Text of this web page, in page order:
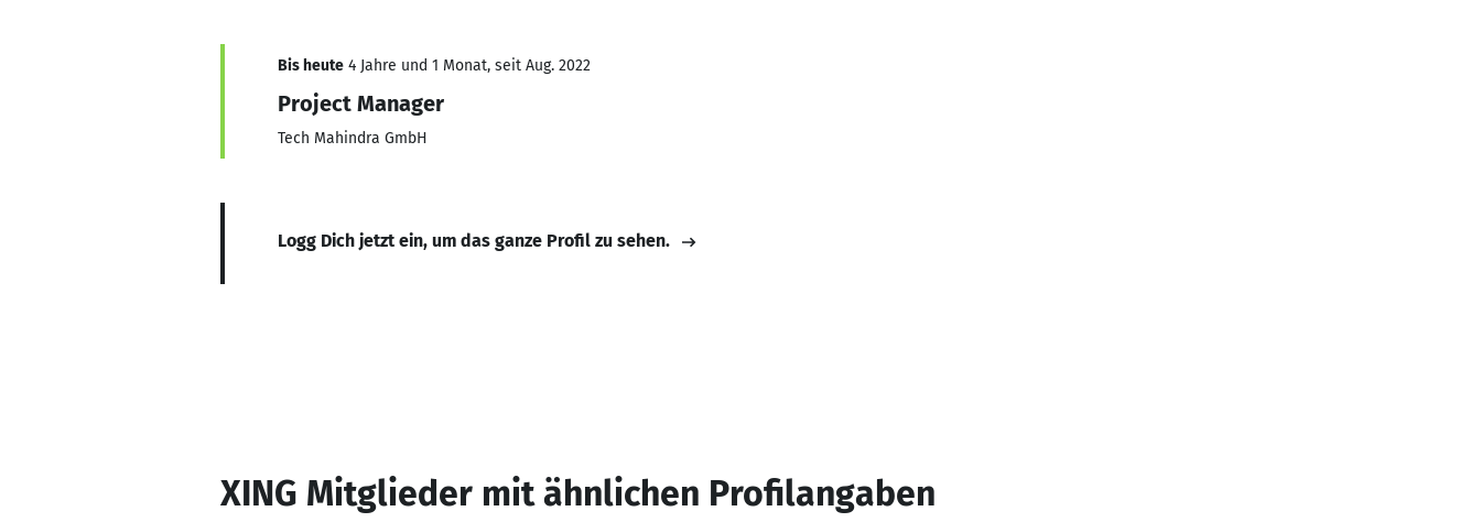
Bis heute 4 Jahre und 1 Monat, seit Aug. 2022
Project Manager
Tech Mahindra GmbH
Logg Dich jetzt ein, um das ganze Profil zu sehen.
XING Mitglieder mit ähnlichen Profilangaben